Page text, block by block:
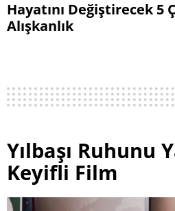
Hayatını Değiştirecek 5
Alışkanlık
Yılbaşı Ruhunu
Keyifli Film